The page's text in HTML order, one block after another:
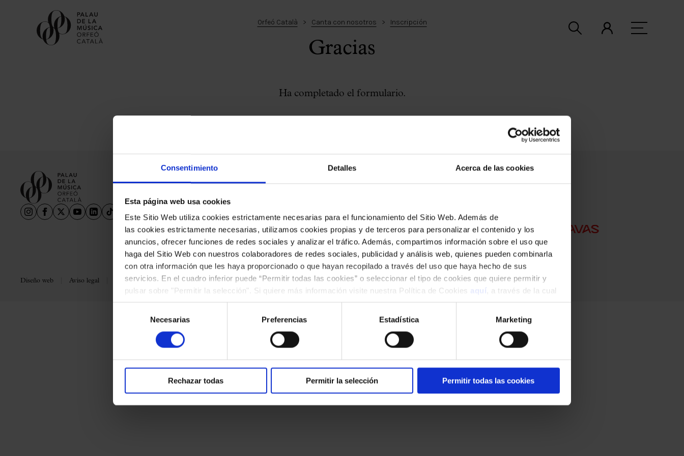
Consentimiento Detalles Acerca de las cookies
Esta página web usa cookies
Este Sitio Web utiliza cookies estrictamente necesarias para el funcionamiento del Sitio Web. Además de
las cookies estrictamente necesarias, utilizamos cookies propias y de terceros para personalizar el contenido y los
anuncios, ofrecer funciones de redes sociales y analizar el tráfico. Además, compartimos información sobre el uso que
haga del Sitio Web con nuestros colaboradores de redes sociales, publicidad y análisis web, quienes pueden combinarla
con otra información que les haya proporcionado o que hayan recopilado a través del uso que haya hecho de sus
servicios. En el cuadro inferior puede “Permitir todas las cookies” o seleccionar el tipo de cookies que quiere permitir y
pulsar sobre "Permitir la selección". Si quiere más información visite nuestra Política de Cookies aquí
, a través de la cual
podrá deshabilitar o configurar las cookies en cualquier momento.”.
consentimiento
Necesarias Preferencias Estadística Marketing
Rechazar todas Permitir la selección Permitir todas las cookies
Cor de Cambra
Palau Vincles
Agenda de los coros
Orfeó Català Canta con nosotros Inscripción
Gracias
Ha completado el formulario.
Diseño web Aviso legal Política de privacidad Política de cookies Canal ético Accesibilidad